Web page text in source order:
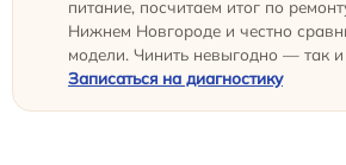
питание, посчитаем итог по
Нижнем Новгороде и честно
модели. Чинить невыгодно — так
Записаться на диагностику